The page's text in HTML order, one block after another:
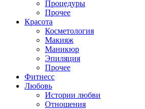
Процедуры
Прочее
Красота
Косметология
Макияж
Маникюр
Эпиляция
Прочее
Фитнесс
Любовь
Истории любви
Отношения